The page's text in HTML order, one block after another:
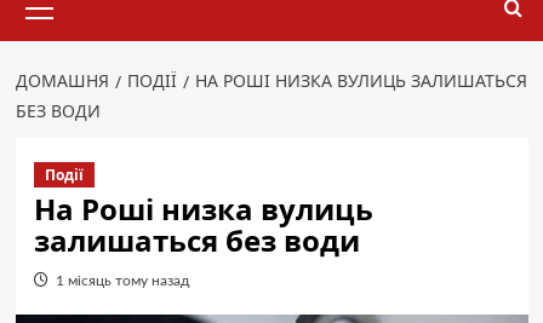
меню
ДОМАШНЯ ПОДІЇ
НА РОШІ НИЗКА ВУЛИЦЬ ЗАЛИШАТЬСЯ
БЕЗ ВОДИ
Події
На Роші низка вулиць
залишаться без води
1 місяць тому назад